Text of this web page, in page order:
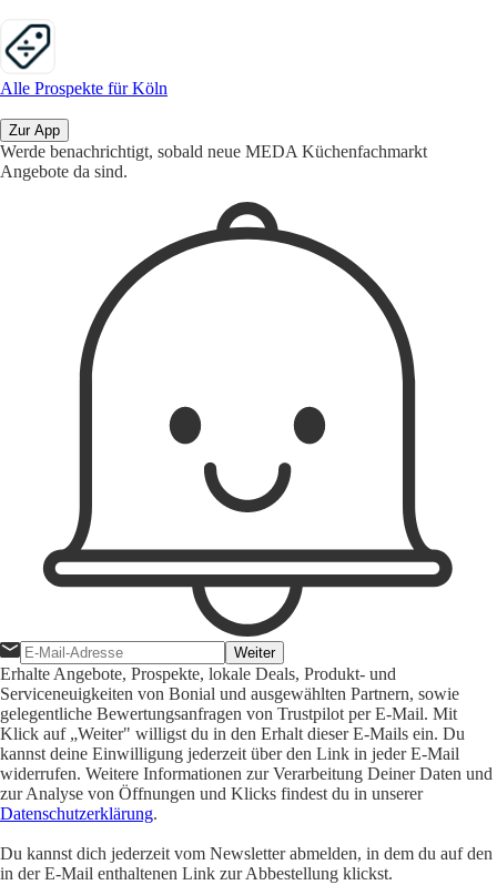
Alle Prospekte für Köln
Zur App
Werde benachrichtigt, sobald neue MEDA Küchenfachmarkt
Angebote da sind.
Weiter
Erhalte Angebote, Prospekte, lokale Deals, Produkt- und
Serviceneuigkeiten von Bonial und ausgewählten Partnern, sowie
gelegentliche Bewertungsanfragen von Trustpilot per E-Mail. Mit
Klick auf „Weiter" willigst du in den Erhalt dieser E-Mails ein. Du
kannst deine Einwilligung jederzeit über den Link in jeder E-Mail
widerrufen. Weitere Informationen zur Verarbeitung Deiner Daten und
zur Analyse von Öffnungen und Klicks findest du in unserer
Datenschutzerklärung.
Du kannst dich jederzeit vom Newsletter abmelden, in dem du auf den
in der E-Mail enthaltenen Link zur Abbestellung klickst.